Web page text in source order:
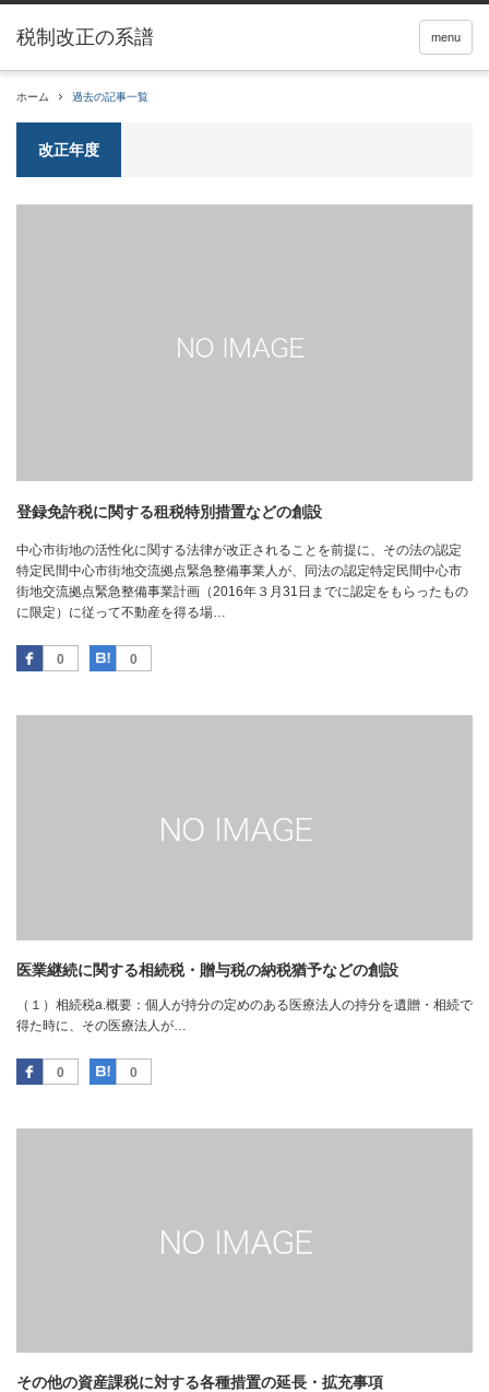
税制改正の系譜 menu
ホーム 過去の記事一覧
改正年度
登録免許税に関する租税特別措置などの創設
中心市街地の活性化に関する法律が改正されることを前提に、その法の認定
特定民間中心市街地交流拠点緊急整備事業人が、同法の認定特定民間中心市
街地交流拠点緊急整備事業計画（2016年３月31日までに認定をもらったもの
に限定）に従って不動産を得る場…
0
Facebook 0
はてなブックマーク
医業継続に関する相続税・贈与税の納税猶予などの創設
（１）相続税a.概要：個人が持分の定めのある医療法人の持分を遺贈・相続で
得た時に、その医療法人が…
0
Facebook 0
はてなブックマーク
その他の資産課税に対する各種措置の延長・拡充事項